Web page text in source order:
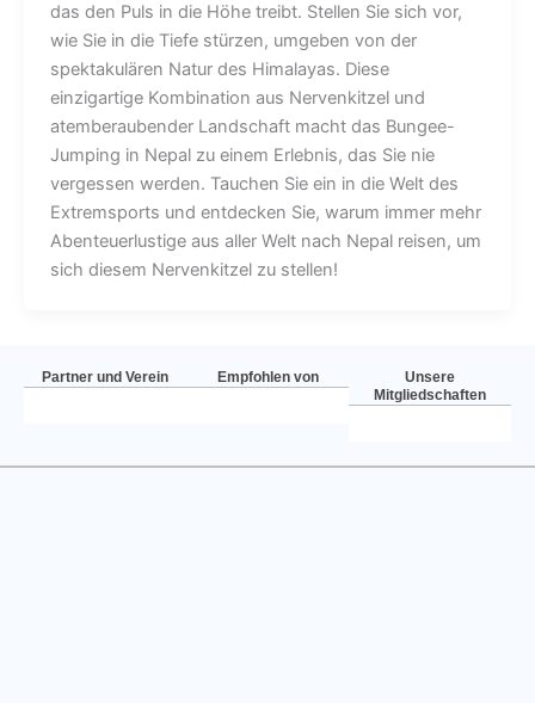
das den Puls in die Höhe treibt. Stellen Sie sich vor,
wie Sie in die Tiefe stürzen, umgeben von der
spektakulären Natur des Himalayas. Diese
einzigartige Kombination aus Nervenkitzel und
atemberaubender Landschaft macht das Bungee-
Jumping in Nepal zu einem Erlebnis, das Sie nie
vergessen werden. Tauchen Sie ein in die Welt des
Extremsports und entdecken Sie, warum immer mehr
Abenteuerlustige aus aller Welt nach Nepal reisen, um
sich diesem Nervenkitzel zu stellen!
Partner und Verein Empfohlen von
Unsere
Mitgliedschaften